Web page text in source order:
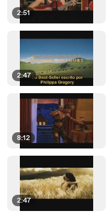
2:51
2:47
8:12
2:47